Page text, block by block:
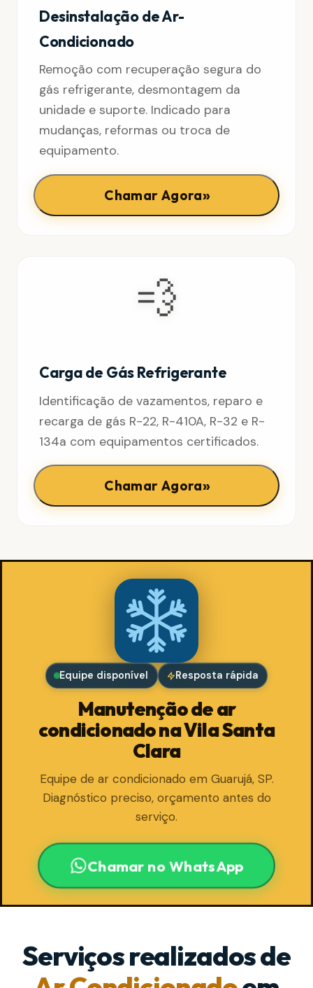
Desinstalação de Ar-
Condicionado
Remoção com recuperação segura do
gás refrigerante, desmontagem da
unidade e suporte. Indicado para
mudanças, reformas ou troca de
equipamento.
Chamar Agora»
💨
Carga de Gás Refrigerante
Identificação de vazamentos, reparo e
recarga de gás R-22, R-410A, R-32 e R-
134a com equipamentos certificados.
Chamar Agora»
Equipe disponível Resposta rápida
Manutenção de ar
condicionado na Vila Santa
Clara
Equipe de ar condicionado em Guarujá, SP.
Diagnóstico preciso, orçamento antes do
serviço.
Chamar no WhatsApp
Serviços realizados de